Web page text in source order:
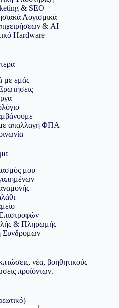
& SEO
Λογισμικά
& AI
Hardware
με εμάς
απαλλαγή ΦΠΑ
μου
& Πληρωμής
Συνδρομών
νέα, βοηθητικούς
προϊόντων.